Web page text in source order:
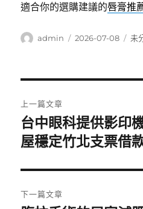
適合你的選購建議的唇膏推
作
admin
發
2026-07-08
分
未
章
導
覽
上一篇文章
上
一
文
章:
台中眼科提供影印
屋穩定竹北支票借
下一篇文章